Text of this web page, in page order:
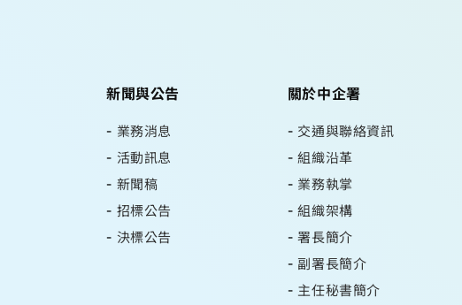
新聞與公告
業務消息
活動訊息
新聞稿
招標公告
決標公告
關於中企署
交通與聯絡資訊
組織沿革
業務執掌
組織架構
署長簡介
副署長簡介
主任秘書簡介